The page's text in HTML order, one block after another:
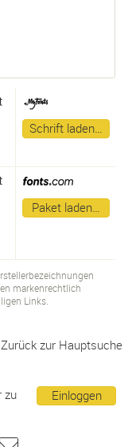
Schrift laden…
Paket laden…
markenrechtlich
Links.
Zurück zur Hauptsuche
Einloggen
zu